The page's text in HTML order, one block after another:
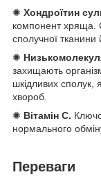
✺ Хондроїтин
компонент хряща.
сполучної тканини
✺
захищають
шкідливих сполук,
хвороб.
✺ Вітамін С.
нормального
Переваги